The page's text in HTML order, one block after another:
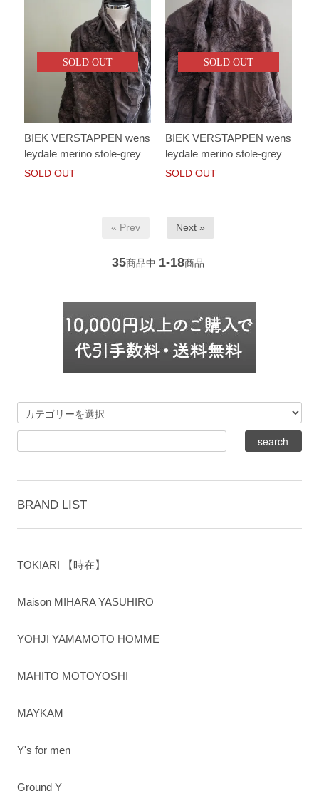
SOLD OUT
BIEK VERSTAPPEN wens
leydale merino stole-grey
SOLD OUT
SOLD OUT
BIEK VERSTAPPEN wens
leydale merino stole-grey
SOLD OUT
« Prev Next »
35商品中 1-18商品
BRAND LIST
TOKIARI 【時在】
Maison MIHARA YASUHIRO
YOHJI YAMAMOTO HOMME
MAHITO MOTOYOSHI
MAYKAM
Y's for men
Ground Y